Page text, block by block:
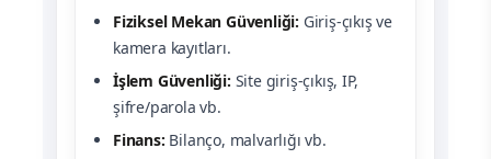
Fiziksel Mekan Güvenliği: Giriş-çıkış ve
kamera kayıtları.
İşlem Güvenliği: Site giriş-çıkış, IP,
şifre/parola vb.
Finans: Bilanço, malvarlığı vb.